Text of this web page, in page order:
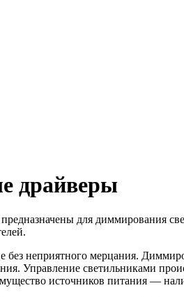
драйверы
для диммирования
без неприятного мерцания.
Управление светильниками
источников питания —